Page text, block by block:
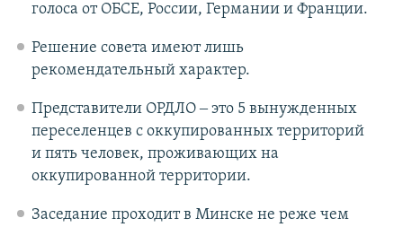
голоса от ОБСЕ, России, Германии и Франции.
Решение совета имеют лишь
рекомендательный характер.
Представители ОРДЛО ‒ это 5 вынужденных
переселенцев с оккупированных территорий
и пять человек, проживающих на
оккупированной территории.
Заседание проходит в Минске не реже чем